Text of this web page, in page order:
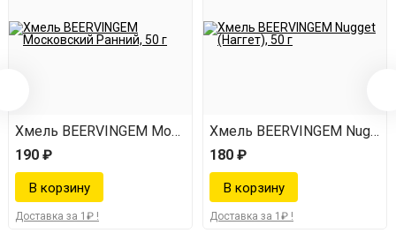
50 г
Хмель BEERVINGEM Московский Ранний, 50 г
190 ₽
Доставка за 1₽ !
Хмель BEERVINGEM Nugget
180 ₽
Доставка за 1₽ !